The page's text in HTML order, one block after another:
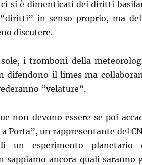
si è dimenticati dei diritti
in senso proprio, ma
discutere.
i tromboni della
difendono il limes ma
“velature”.
non devono essere se poi
Porta”, un rappresentante del
un esperimento planetario
sappiamo ancora quali saranno